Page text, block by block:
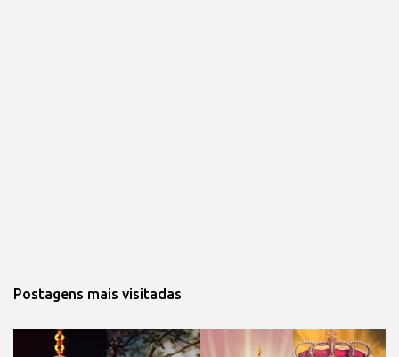
Postagens mais visitadas